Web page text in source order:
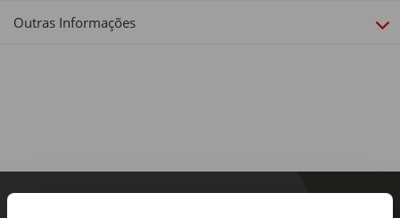
Outras Informações